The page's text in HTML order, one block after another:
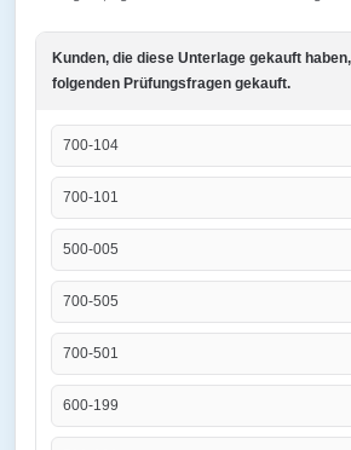
Kunden, die diese Unterlage gekauft
folgenden Prüfungsfragen gekauft.
700-104
700-101
500-005
700-505
700-501
600-199